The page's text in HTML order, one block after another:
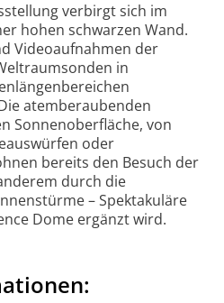
verbirgt sich im
hohen schwarzen Wand.
Video­aufnahmen der
in
atemberaubenden
Sonnenoberfläche, von
oder
bereits den Besuch der
durch die
– Spektakuläre
Dome ergänzt wird.